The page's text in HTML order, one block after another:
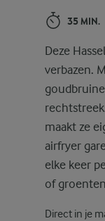
35 MIN.
Deze
verbazen.
maakt ze
airfryer
elke keer
of
Direct in je